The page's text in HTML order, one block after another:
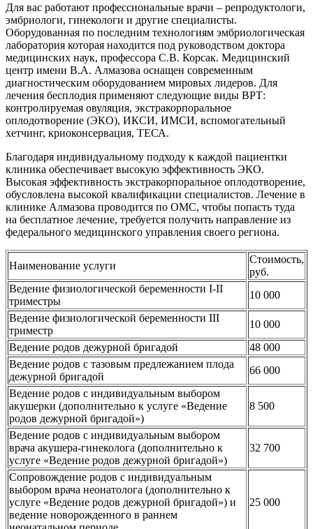
Для вас работают профессиональные врачи – репродуктологи,
эмбриологи, гинекологи и другие специалисты.
Оборудованная по последним технологиям эмбриологическая
лаборатория которая находится под руководством доктора
медицинских наук, профессора С.В. Корсак. Медицинский
центр имени В.А. Алмазова оснащен современным
диагностическим оборудованием мировых лидеров. Для
лечения бесплодия применяют следующие виды ВРТ:
контролируемая овуляция, экстракорпоральное
оплодотворение (ЭКО), ИКСИ, ИМСИ, вспомогательный
хетчинг, криоконсервация, ТЕСА.
Благодаря индивидуальному подходу к каждой пациентки
клиника обеспечивает высокую эффективность ЭКО.
Высокая эффективность экстракорпоральное оплодотворение,
обусловлена высокой квалификации специалистов. Лечение в
клинике Алмазова проводится по ОМС, чтобы попасть туда
на бесплатное лечение, требуется получить направление из
федерального медицинского управления своего региона.
Наименование услуги
Стоимость,
руб.
Ведение физиологической беременности I-II
триместры
10 000
Ведение физиологической беременности III
триместр
10 000
Ведение родов дежурной бригадой
48 000
Ведение родов с тазовым предлежанием плода
дежурной бригадой
66 000
Ведение родов с индивидуальным выбором
акушерки (дополнительно к услуге «Ведение
родов дежурной бригадой»)
8 500
Ведение родов с индивидуальным выбором
врача акушера-гинеколога (дополнительно к
услуге «Ведение родов дежурной бригадой»)
32 700
Сопровождение родов с индивидуальным
выбором врача неонатолога (дополнительно к
услуге «Ведение родов дежурной бригадой») и
ведение новорожденного в раннем
25 000